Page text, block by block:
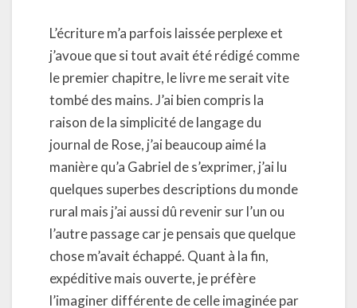
L’écriture m’a parfois laissée perplexe et
j’avoue que si tout avait été rédigé comme
le premier chapitre, le livre me serait vite
tombé des mains. J’ai bien compris la
raison de la simplicité de langage du
journal de Rose, j’ai beaucoup aimé la
manière qu’a Gabriel de s’exprimer, j’ai lu
quelques superbes descriptions du monde
rural mais j’ai aussi dû revenir sur l’un ou
l’autre passage car je pensais que quelque
chose m’avait échappé. Quant à la fin,
expéditive mais ouverte, je préfère
l’imaginer différente de celle imaginée par